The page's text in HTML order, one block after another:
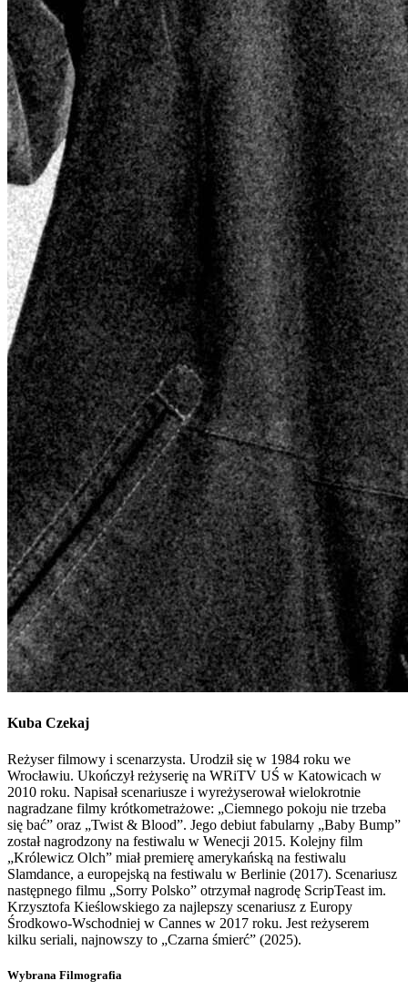
Kuba Czekaj
Reżyser filmowy i scenarzysta. Urodził się w 1984 roku we
Wrocławiu. Ukończył reżyserię na WRiTV UŚ w Katowicach w
2010 roku. Napisał scenariusze i wyreżyserował wielokrotnie
nagradzane filmy krótkometrażowe: „Ciemnego pokoju nie trzeba
się bać” oraz „Twist & Blood”. Jego debiut fabularny „Baby Bump”
został nagrodzony na festiwalu w Wenecji 2015. Kolejny film
„Królewicz Olch” miał premierę amerykańską na festiwalu
Slamdance, a europejską na festiwalu w Berlinie (2017). Scenariusz
następnego filmu „Sorry Polsko” otrzymał nagrodę ScripTeast im.
Krzysztofa Kieślowskiego za najlepszy scenariusz z Europy
Środkowo-Wschodniej w Cannes w 2017 roku. Jest reżyserem
kilku seriali, najnowszy to „Czarna śmierć” (2025).
Wybrana Filmografia